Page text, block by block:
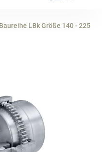
LBk Größe 140 - 225